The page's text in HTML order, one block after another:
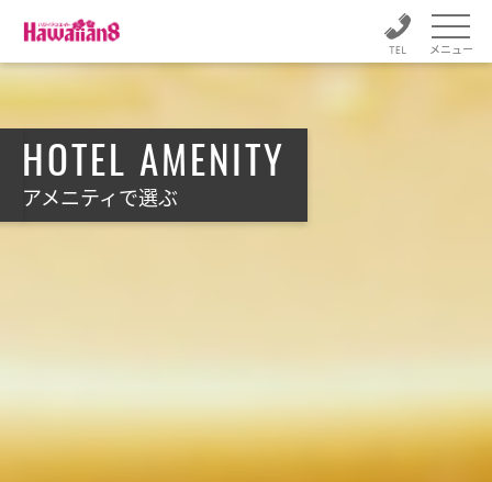
メニュー
HOTEL AMENITY
アメニティで選ぶ